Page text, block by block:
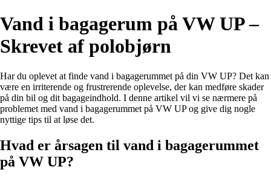
Vand i bagagerum på VW UP –
Skrevet af polobjørn
Har du oplevet at finde vand i bagagerummet på din VW UP? Det kan
være en irriterende og frustrerende oplevelse, der kan medføre skader
på din bil og dit bagageindhold. I denne artikel vil vi se nærmere på
problemet med vand i bagagerummet på VW UP og give dig nogle
nyttige tips til at løse det.
Hvad er årsagen til vand i bagagerummet
på VW UP?